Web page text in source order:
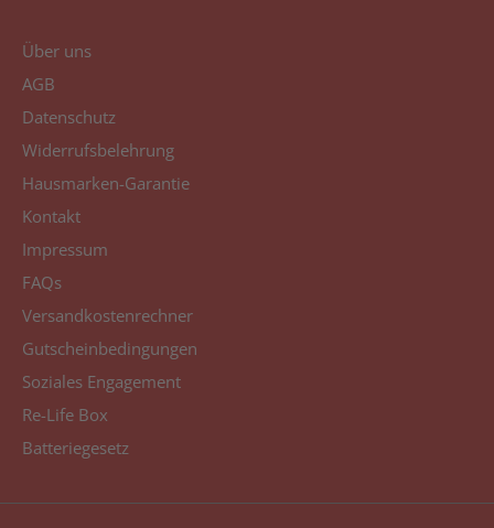
Über uns
AGB
Datenschutz
Widerrufsbelehrung
Hausmarken-Garantie
Kontakt
Impressum
FAQs
Versandkostenrechner
Gutscheinbedingungen
Soziales Engagement
Re-Life Box
Batteriegesetz